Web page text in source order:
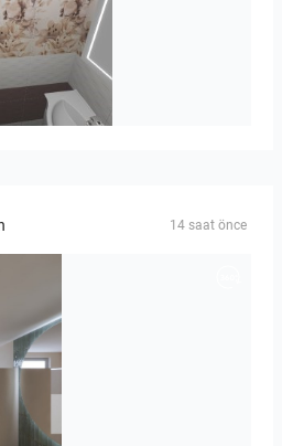
14 saat önce